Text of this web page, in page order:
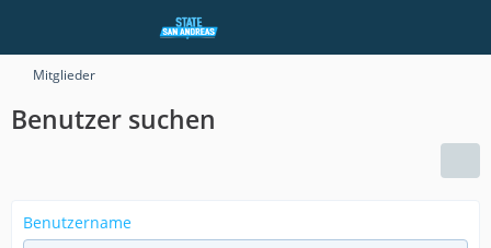
Mitglieder
Benutzer suchen
Benutzername